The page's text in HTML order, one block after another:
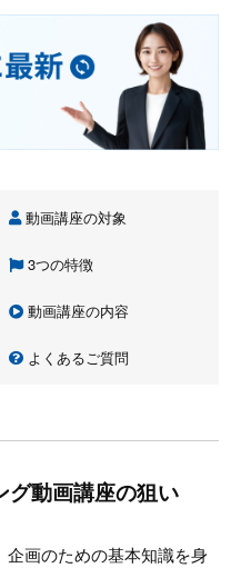
動画講座の対象
3つの特徴
動画講座の内容
よくあるご質問
グ動画講座の狙い
画のための基本知識を身